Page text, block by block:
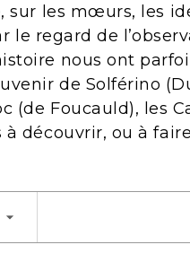
sur les mœurs, les
le regard de
nous ont
de Solférino
(de Foucauld), les
découvrir, ou à
arrow_drop_down